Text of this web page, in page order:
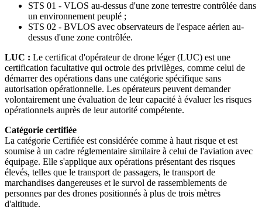
STS 01 - VLOS au-dessus d'une zone terrestre contrôlée dans
un environnement peuplé ;
STS 02 - BVLOS avec observateurs de l'espace aérien au-
dessus d'une zone contrôlée.
LUC : Le certificat d'opérateur de drone léger (LUC) est une
certification facultative qui octroie des privilèges, comme celui de
démarrer des opérations dans une catégorie spécifique sans
autorisation opérationnelle. Les opérateurs peuvent demander
volontairement une évaluation de leur capacité à évaluer les risques
opérationnels auprès de leur autorité compétente.
Catégorie certifiée
La catégorie Certifiée est considérée comme à haut risque et est
soumise à un cadre réglementaire similaire à celui de l'aviation avec
équipage. Elle s'applique aux opérations présentant des risques
élevés, telles que le transport de passagers, le transport de
marchandises dangereuses et le survol de rassemblements de
personnes par des drones positionnés à plus de trois mètres
d'altitude.